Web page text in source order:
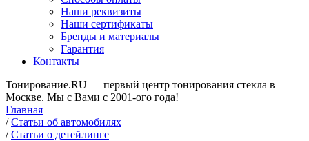
Наши реквизиты
Наши сертификаты
Бренды и материалы
Гарантия
Контакты
Тонирование.RU — первый центр тонирования стекла в
Москве. Мы с Вами с 2001-ого года!
Главная
/ Статьи об автомобилях
/ Статьи о детейлинге